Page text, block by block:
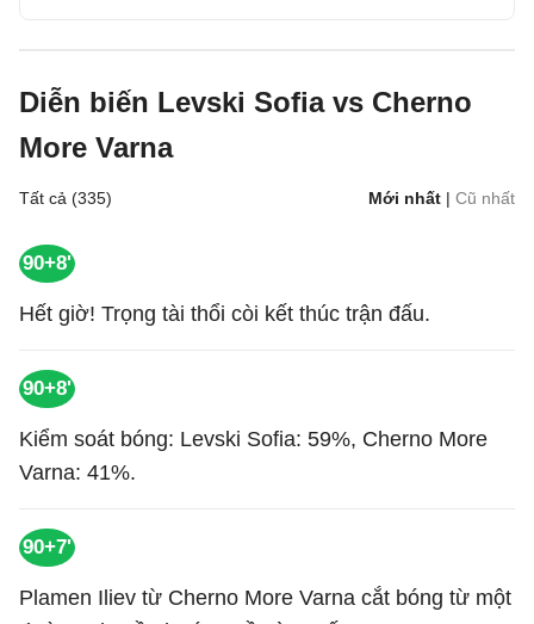
Diễn biến Levski Sofia vs Cherno
More Varna
Tất cả (335) Mới nhất | Cũ nhất
90+8'
Hết giờ! Trọng tài thổi còi kết thúc trận đấu.
90+8'
Kiểm soát bóng: Levski Sofia: 59%, Cherno More
Varna: 41%.
90+7'
Plamen Iliev từ Cherno More Varna cắt bóng từ một